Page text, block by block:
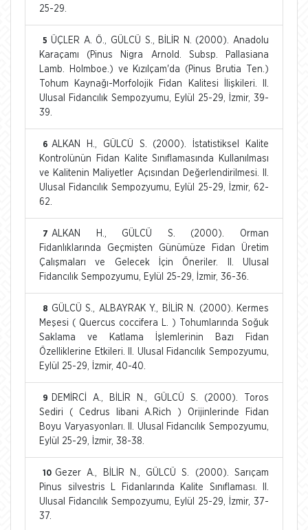
25-29.
5 ÜÇLER A. Ö., GÜLCÜ S., BİLİR N. (2000). Anadolu
Karaçamı (Pinus Nigra Arnold. Subsp. Pallasiana
Lamb. Holmboe.) ve Kızılçam'da (Pinus Brutia Ten.)
Tohum Kaynağı-Morfolojik Fidan Kalitesi İlişkileri. II.
Ulusal Fidancılık Sempozyumu, Eylül 25-29, İzmir, 39-
39.
6 ALKAN H., GÜLCÜ S. (2000). İstatistiksel Kalite
Kontrolünün Fidan Kalite Sınıflamasında Kullanılması
ve Kalitenin Maliyetler Açısından Değerlendirilmesi. II.
Ulusal Fidancılık Sempozyumu, Eylül 25-29, İzmir, 62-
62.
7 ALKAN H., GÜLCÜ S. (2000). Orman
Fidanlıklarında Geçmişten Günümüze Fidan Üretim
Çalışmaları ve Gelecek İçin Öneriler. II. Ulusal
Fidancılık Sempozyumu, Eylül 25-29, İzmir, 36-36.
8 GÜLCÜ S., ALBAYRAK Y., BİLİR N. (2000). Kermes
Meşesi ( Quercus coccifera L. ) Tohumlarında Soğuk
Saklama ve Katlama İşlemlerinin Bazı Fidan
Özelliklerine Etkileri. II. Ulusal Fidancılık Sempozyumu,
Eylül 25-29, İzmir, 40-40.
9
DEMİRCİ A., BİLİR N., GÜLCÜ S. (2000). Toros
Sediri ( Cedrus libani A.Rich ) Orijinlerinde Fidan
Boyu Varyasyonları. II. Ulusal Fidancılık Sempozyumu,
Eylül 25-29, İzmir, 38-38.
10 Gezer A., BİLİR N., GÜLCÜ S. (2000). Sarıçam
Pinus silvestris L Fidanlarında Kalite Sınıflaması. II.
Ulusal Fidancılık Sempozyumu, Eylül 25-29, İzmir, 37-
37.